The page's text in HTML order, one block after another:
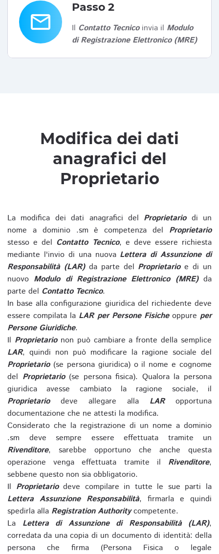
email
Passo 2
Il Contatto Tecnicoinvia il Modulo
di Registrazione Elettronico (MRE)
Modifica dei dati
anagrafici del
Proprietario
La modifica dei dati anagrafici del Proprietariodi un
nome a dominio .sm è competenza del Proprietario
stesso e del Contatto Tecnico, e deve essere richiesta
mediante l'invio di una nuova Lettera di Assunzione di
Responsabilità (LAR)da parte del Proprietarioe di un
nuovo Modulo di Registrazione Elettronico (MRE)da
parte del Contatto Tecnico.
In base alla configurazione giuridica del richiedente deve
essere compilata la LAR per Persone Fisicheoppure per
Persone Giuridiche.
Il Proprietarionon può cambiare a fronte della semplice
LAR, quindi non può modificare la ragione sociale del
Proprietario(se persona giuridica) o il nome e cognome
del Proprietario(se persona fisica). Qualora la persona
giuridica avesse cambiato la ragione sociale, il
Proprietariodeve allegare alla LARopportuna
documentazione che ne attesti la modifica.
Considerato che la registrazione di un nome a dominio
.sm deve sempre essere effettuata tramite un
Rivenditore, sarebbe opportuno che anche questa
operazione venga effettuata tramite il Rivenditore,
sebbene questo non sia obbligatorio.
Il Proprietariodeve compilare in tutte le sue parti la
Lettera Assunzione Responsabilità, firmarla e quindi
spedirla alla Registration Authoritycompetente.
La Lettera di Assunzione di Responsabilità (LAR),
corredata da una copia di un documento di identità: della
persona che firma (Persona Fisica o legale